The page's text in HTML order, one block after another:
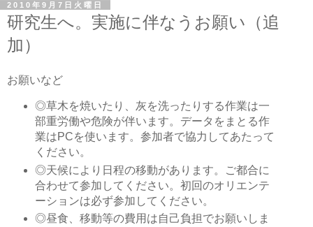
2010年9月7日火曜日
研究生へ。実施に伴なうお願い（追
加）
お願いなど
◎草木を焼いたり、灰を洗ったりする作業は一
部重労働や危険が伴います。データをまとる作
業はPCを使います。参加者で協力してあたって
ください。
◎天候により日程の移動があります。ご都合に
合わせて参加してください。初回のオリエンテ
ーションは必ず参加してください。
◎昼食、移動等の費用は自己負担でお願いしま